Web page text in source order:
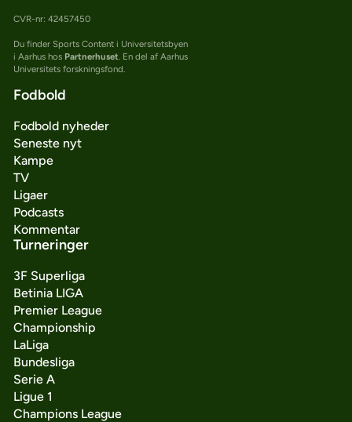
CVR-nr: 42457450
Du finder Sports Content i Universitetsbyen
i Aarhus hos Partnerhuset. En del af Aarhus
Universitets forskningsfond.
Fodbold
Fodbold nyheder
Seneste nyt
Kampe
TV
Ligaer
Podcasts
Kommentar
Turneringer
3F Superliga
Betinia LIGA
Premier League
Championship
LaLiga
Bundesliga
Serie A
Ligue 1
Champions League